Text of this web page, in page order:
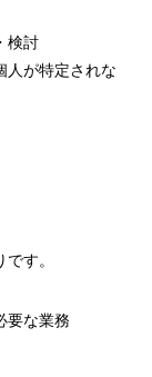
検討
人が特定されな
す。
要な業務